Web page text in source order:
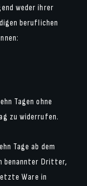
weder ihrer
beruflichen
Tagen ohne
zu widerrufen.
Tage ab dem
benannter Dritter,
Ware in